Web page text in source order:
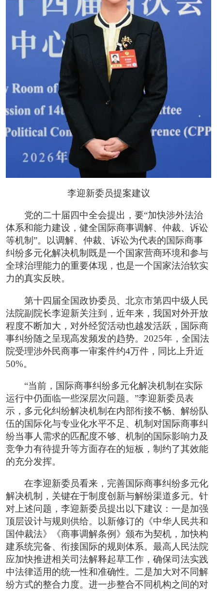
李迎新委员提案建议
党的二十届四中全会提出，要“加快涉外法治
体系和能力建设，健全国际商事调解、仲裁、诉讼
等机制”。以调解、仲裁、诉讼为代表的国际商事
纠纷多元化解决机制既是一个国家营商环境和参与
全球治理能力的重要体现，也是一个国家法治软实
力的真实反映。
第十四届全国政协委员、北京市第四中级人民
法院副院长李迎新关注到，近年来，我国对外开放
程度不断加大，对外经贸活动也越发活跃，国际商
事纠纷随之呈现高发频发的趋势。2025年，全国法
院受理涉外民商事一审案件约4万件，同比上升近
50%。
“当前，国际商事纠纷多元化解决机制在实际
运行中仍面临一些深层次问题。”李迎新委员表
示，多元化纠纷解决机制在内部衔接不畅、解纷队
伍的国际化与专业化水平不足、机制对国际商事纠
纷当事人需求的匹配度不够、机制的国际影响力及
竞争力有待提升等方面存在的短板，制约了其效能
的充分发挥。
在李迎新委员看来，完善国际商事纠纷多元化
解决机制，关键在于制度创新与解纷渠道多元。针
对上述问题，李迎新委员提出以下建议：一是加强
顶层设计与规则供给。以新修订的《中华人民共和
国仲裁法》《商事调解条例》颁布为契机，加快构
建系统完备、衔接国际的规则体系。最高人民法院
应加快推进相关司法解释起草工作，确保司法实践
中法律适用的统一性和准确性。二是加大对不同解
纷方式的整合力度。进一步整合不同机构之间的对